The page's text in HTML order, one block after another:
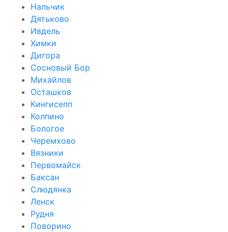
Нальчик
Дятьково
Ивдель
Химки
Дигора
Сосновый Бор
Михайлов
Осташков
Кингисепп
Колпино
Бологое
Черемхово
Вязники
Первомайск
Баксан
Слюдянка
Ленск
Рудня
Поворино